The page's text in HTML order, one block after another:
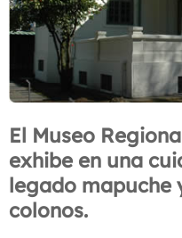
El Museo
exhibe en una
legado mapuche
colonos.